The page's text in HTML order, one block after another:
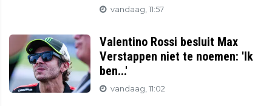
vandaag, 11:57
Valentino Rossi besluit Max
Verstappen niet te noemen: 'Ik
ben...'
vandaag, 11:02